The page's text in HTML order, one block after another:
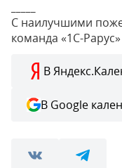
С наилучшими
команда «1С-Рарус»
В
В Google